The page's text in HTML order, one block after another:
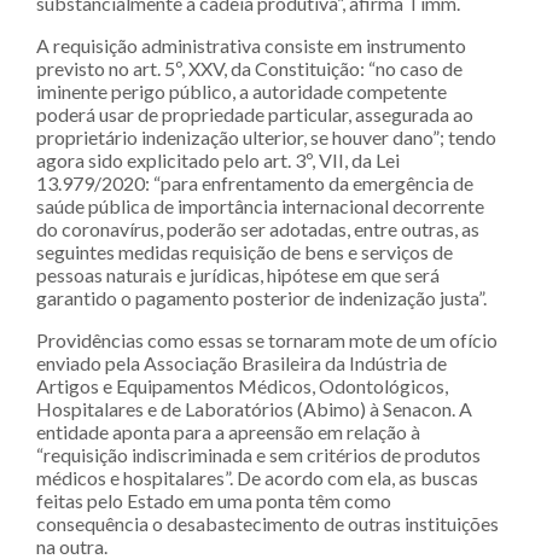
A requisição administrativa consiste em instrumento
previsto no art. 5º, XXV, da Constituição: “no caso de
iminente perigo público, a autoridade competente
poderá usar de propriedade particular, assegurada ao
proprietário indenização ulterior, se houver dano”; tendo
agora sido explicitado pelo art. 3º, VII, da Lei
13.979/2020: “para enfrentamento da emergência de
saúde pública de importância internacional decorrente
do coronavírus, poderão ser adotadas, entre outras, as
seguintes medidas requisição de bens e serviços de
pessoas naturais e jurídicas, hipótese em que será
garantido o pagamento posterior de indenização justa”.
Providências como essas se tornaram mote de um ofício
enviado pela Associação Brasileira da Indústria de
Artigos e Equipamentos Médicos, Odontológicos,
Hospitalares e de Laboratórios (Abimo) à Senacon. A
entidade aponta para a apreensão em relação à
“requisição indiscriminada e sem critérios de produtos
médicos e hospitalares”. De acordo com ela, as buscas
feitas pelo Estado em uma ponta têm como
consequência o desabastecimento de outras instituições
na outra.